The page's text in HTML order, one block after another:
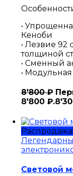
•
Кеноби
• Лезвие
толщиной
• Сменный
•
8'800₽
8'800 ₽.
Распродажа!
Световой